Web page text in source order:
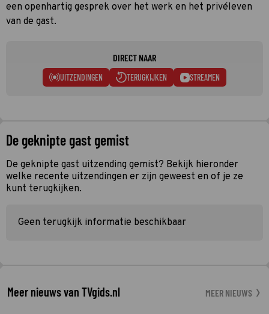
een openhartig gesprek over het werk en het privéleven
van de gast.
DIRECT NAAR
UITZENDINGEN TERUGKIJKEN STREAMEN
De geknipte gast gemist
De geknipte gast uitzending gemist? Bekijk hieronder
welke recente uitzendingen er zijn geweest en of je ze
kunt terugkijken.
Geen terugkijk informatie beschikbaar
Meer nieuws van TVgids.nl MEER NIEUWS